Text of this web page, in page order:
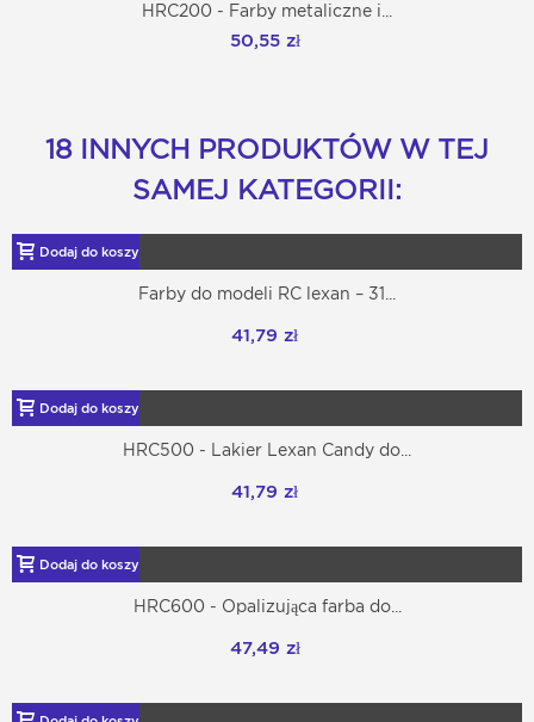
HRC200 - Farby metaliczne i...
50,55 zł
18 INNYCH PRODUKTÓW W TEJ
SAMEJ KATEGORII:
Dodaj do koszyka
Farby do modeli RC lexan – 31...
41,79 zł
Dodaj do koszyka
HRC500 - Lakier Lexan Candy do...
41,79 zł
Dodaj do koszyka
HRC600 - Opalizująca farba do...
47,49 zł